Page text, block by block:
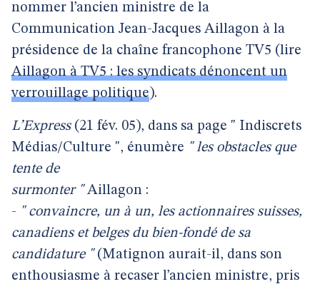
nommer l’ancien ministre de la
Communication Jean-Jacques Aillagon à la
présidence de la chaîne francophone TV5 (lire
Aillagon à TV5 : les syndicats dénoncent un
verrouillage politique).
L’Express(21 fév. 05), dans sa page " Indiscrets
Médias/Culture ", énumère " les obstacles que
tente de
surmonter "Aillagon :
- " convaincre, un à un, les actionnaires suisses,
canadiens et belges du bien-fondé de sa
candidature "(Matignon aurait-il, dans son
enthousiasme à recaser l’ancien ministre, pris